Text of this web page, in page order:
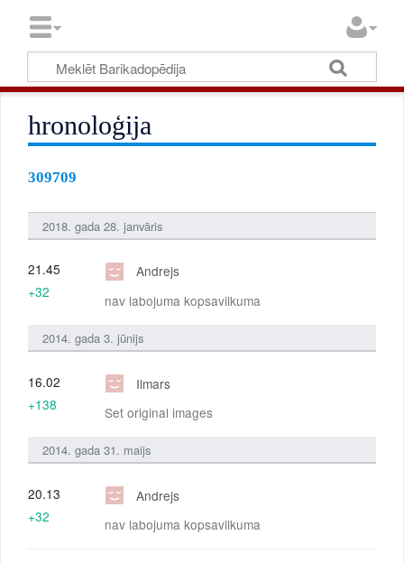
hronoloģija
309709
2018. gada 28. janvāris
Andrejs
nav labojuma kopsavilkuma
21.45
+32
2014. gada 3. jūnijs
Ilmars
Set original images
16.02
+138
2014. gada 31. maijs
Andrejs
nav labojuma kopsavilkuma
20.13
+32